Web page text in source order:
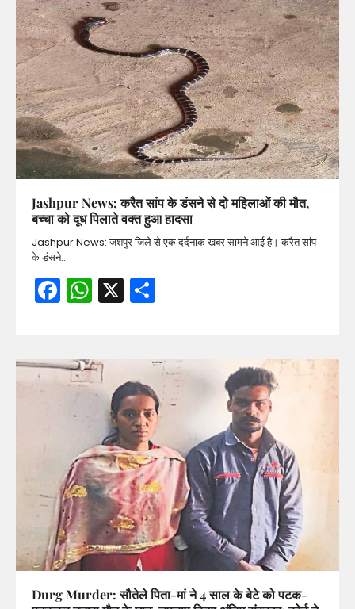
Jashpur News: करैत सांप के डंसने से दो महिलाओं की मौत,
बच्चा को दूध पिलाते वक्त हुआ हादसा
Jashpur News: जशपुर जिले से एक दर्दनाक खबर सामने आई है। करैत सांप
के डंसने…
Facebook
WhatsApp
X
Durg Murder: सौतेले पिता-मां ने 4 साल के बेटे को पटक-